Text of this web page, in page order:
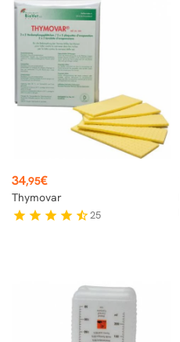
Prix
34,95€
Thymovar
star star star star star_half25